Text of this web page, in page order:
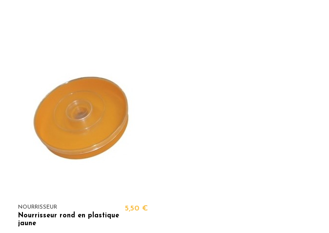
NOURRISSEUR
Nourrisseur rond en plastique
jaune
5,50 €